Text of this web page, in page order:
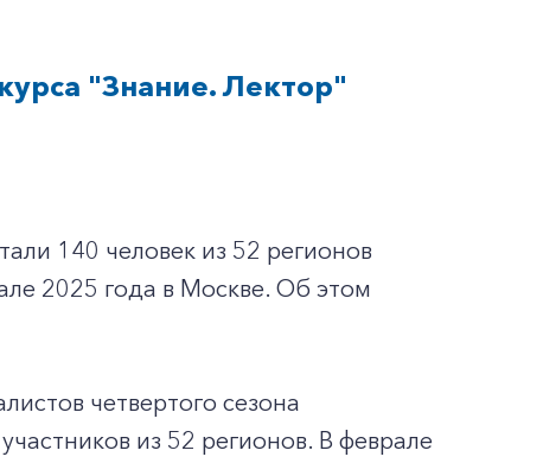
"Знание. Лектор"
140 человек из 52 регионов
2025 года в Москве. Об этом
четвертого сезона
из 52 регионов. В феврале